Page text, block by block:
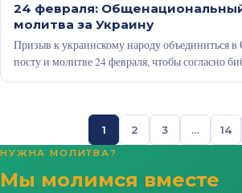
24 февраля:
молитва за Украину
Призыв к украинскому народу объединиться
посту и молитве 24 февраля, чтобы согласно
обетованию из 2 Хроник 7:14…
1 2 3 … 14
НУЖНА МОЛИТВА?
Мы молимся вместе